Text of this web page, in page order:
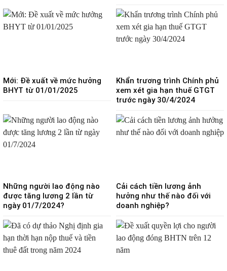
Mới: Đề xuất về mức hưởng
BHYT từ 01/01/2025
Khẩn trương trình Chính phủ
xem xét gia hạn thuế GTGT
trước ngày 30/4/2024
Những người lao động nào
được tăng lương 2 lần từ
ngày 01/7/2024?
Cải cách tiền lương ảnh
hưởng như thế nào đối với
doanh nghiệp?